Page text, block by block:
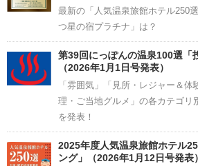
最新の「人気温泉旅館ホテル250
つ星の宿プラチナ」は？
第39回にっぽんの温泉100選「
（2026年1月1日号発表）
「雰囲気」「見所・レジャー＆
理・ご当地グルメ」の各カテゴリ
を発表！
2025年度人気温泉旅館ホテル
ング」（2026年1月12日号発表）